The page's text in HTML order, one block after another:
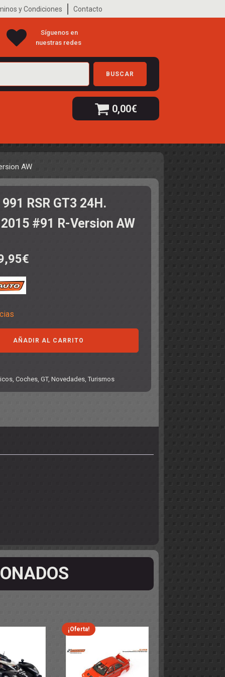
y Condiciones Contacto
Síguenos en
nuestras redes
BUSCAR
0,00€
AW
RSR GT3 24H.
#91 R-Version AW
€
AÑADIR AL CARRITO
, Coches, GT, Novedades, Turismos
¡Oferta!